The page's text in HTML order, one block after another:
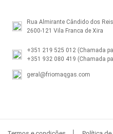
Rua Almirante Cândido dos
2600-121 Vila Franca de Xira
+351 219 525 012 (Chamada
+351 932 080 419 (Chamada
geral@friomaqgas.com